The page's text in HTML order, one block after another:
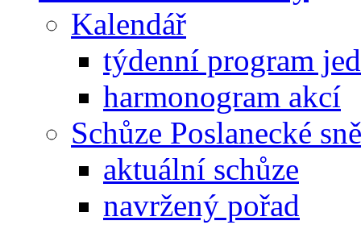
Kalendář
týdenní program
harmonogram akcí
Schůze Poslanecké
aktuální schůze
navržený pořad